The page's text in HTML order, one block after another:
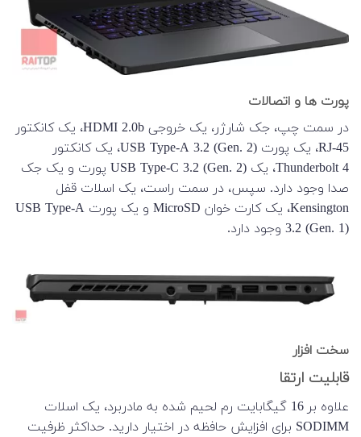
پورت ها و اتصالات
در سمت چپ، جک شارژر، یک خروجی HDMI 2.0b، یک کانکتور
RJ-45، یک پورت USB Type-A 3.2 (Gen. 2)، یک کانکتور
Thunderbolt 4، یک USB Type-C 3.2 (Gen. 2) پورت و یک جک
صدا وجود دارد. سپس، در سمت راست، یک اسلات قفل
Kensington، یک کارت خوان MicroSD و یک پورت USB Type-A
3.2 (Gen. 1) وجود دارد.
سخت افزار
قابلیت ارتقا
علاوه بر 16 گیگابایت رم لحیم شده به مادربرد، یک اسلات
SODIMM برای افزایش حافظه در اختیار دارید. حداکثر ظرفیت